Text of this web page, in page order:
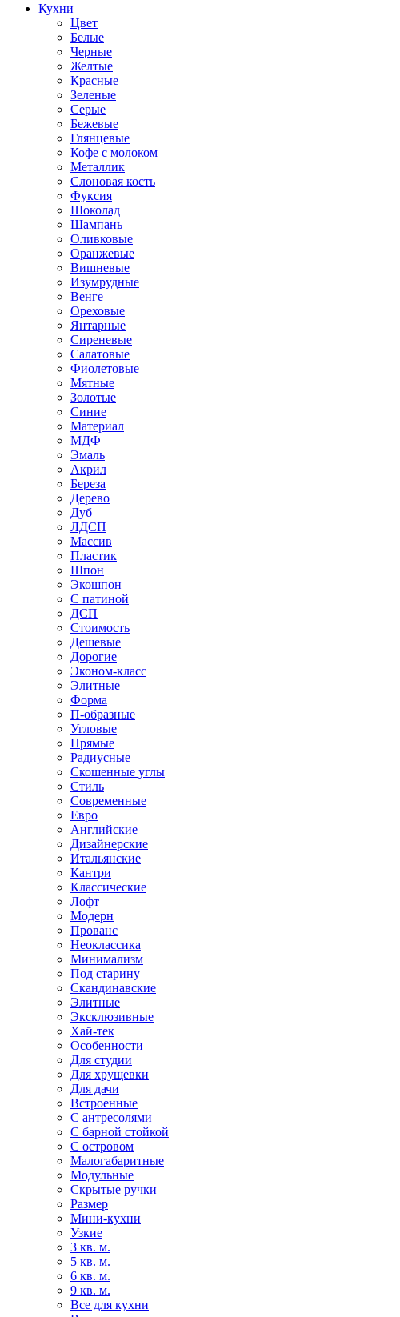
Кухни
Цвет
Белые
Черные
Желтые
Красные
Зеленые
Серые
Бежевые
Глянцевые
Кофе с молоком
Металлик
Слоновая кость
Фуксия
Шоколад
Шампань
Оливковые
Оранжевые
Вишневые
Изумрудные
Венге
Ореховые
Янтарные
Сиреневые
Салатовые
Фиолетовые
Мятные
Золотые
Синие
Материал
МДФ
Эмаль
Акрил
Береза
Дерево
Дуб
ЛДСП
Массив
Пластик
Шпон
Экошпон
С патиной
ДСП
Стоимость
Дешевые
Дорогие
Эконом-класс
Элитные
Форма
П-образные
Угловые
Прямые
Радиусные
Скошенные углы
Стиль
Современные
Евро
Английские
Дизайнерские
Итальянские
Кантри
Классические
Лофт
Модерн
Прованс
Неоклассика
Минимализм
Под старину
Скандинавские
Элитные
Эксклюзивные
Хай-тек
Особенности
Для студии
Для хрущевки
Для дачи
Встроенные
С антресолями
С барной стойкой
С островом
Малогабаритные
Модульные
Скрытые ручки
Размер
Мини-кухни
Узкие
3 кв. м.
5 кв. м.
6 кв. м.
9 кв. м.
Все для кухни